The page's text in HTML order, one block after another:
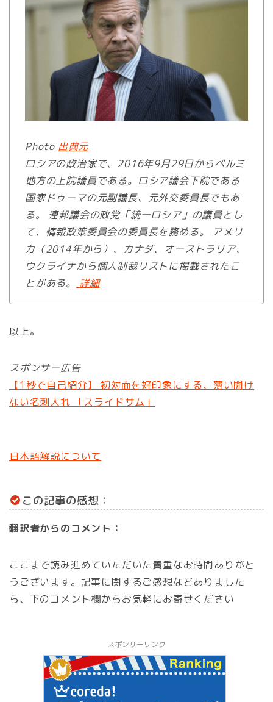
Photo 出典元
ロシアの政治家で、2016年9月29日からペルミ
地方の上院議員である。ロシア議会下院である
国家ドゥーマの元副議長、元外交委員長でもあ
る。 連邦議会の政党「統一ロシア」の議員とし
て、情報政策委員会の委員長を務める。 アメリ
カ（2014年から）、カナダ、オーストラリア、
ウクライナから個人制裁リストに掲載されたこ
とがある。
詳細
以上。
スポンサー広告
【1秒で自己紹介】 初対面を好印象にする、薄い開け
ない名刺入れ 「スライドサム」
日本語解説について
この記事の感想：
翻訳者からのコメント：
ここまで読み進めていただいた貴重なお時間ありがと
うございます。記事に関するご感想などありました
ら、下のコメント欄からお気軽にお寄せください
スポンサーリンク